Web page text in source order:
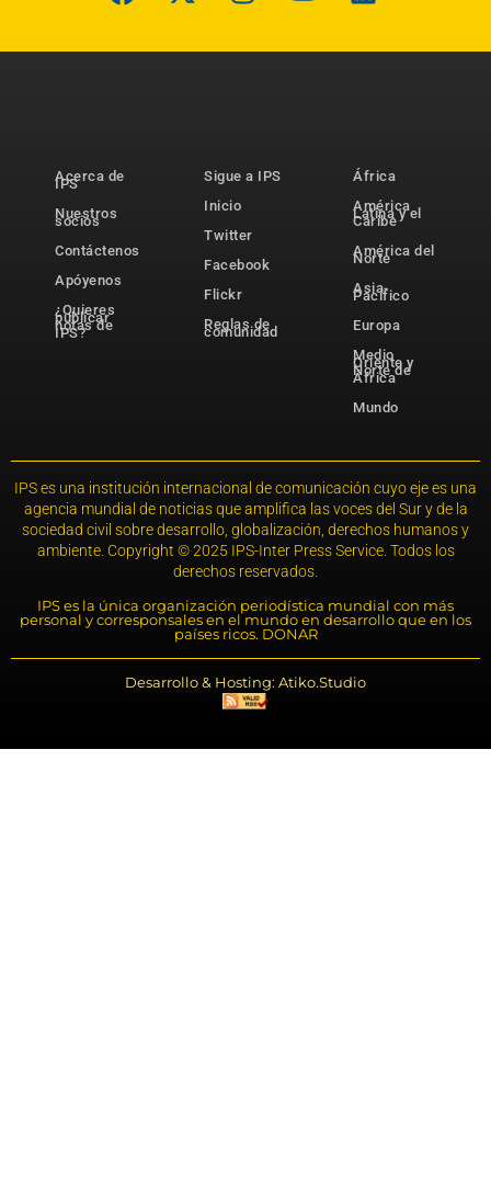
Acerca de
IPS
Nuestros
socios
Contáctenos
Apóyenos
¿Quieres
publicar
notas de
IPS?
Sigue a IPS
Inicio
Twitter
Facebook
Flickr
Reglas de
comunidad
África
América
Latina y el
Caribe
América del
Norte
Asia-
Pacífico
Europa
Medio
Oriente y
Norte de
África
Mundo
IPS es una institución internacional de comunicación cuyo eje es una
agencia mundial de noticias que amplifica las voces del Sur y de la
sociedad civil sobre desarrollo, globalización, derechos humanos y
ambiente. Copyright © 2025 IPS-Inter Press Service. Todos los
derechos reservados.
IPS es la única organización periodística mundial con más
personal y corresponsales en el mundo en desarrollo que en los
países ricos. DONAR
Desarrollo & Hosting: Atiko.Studio